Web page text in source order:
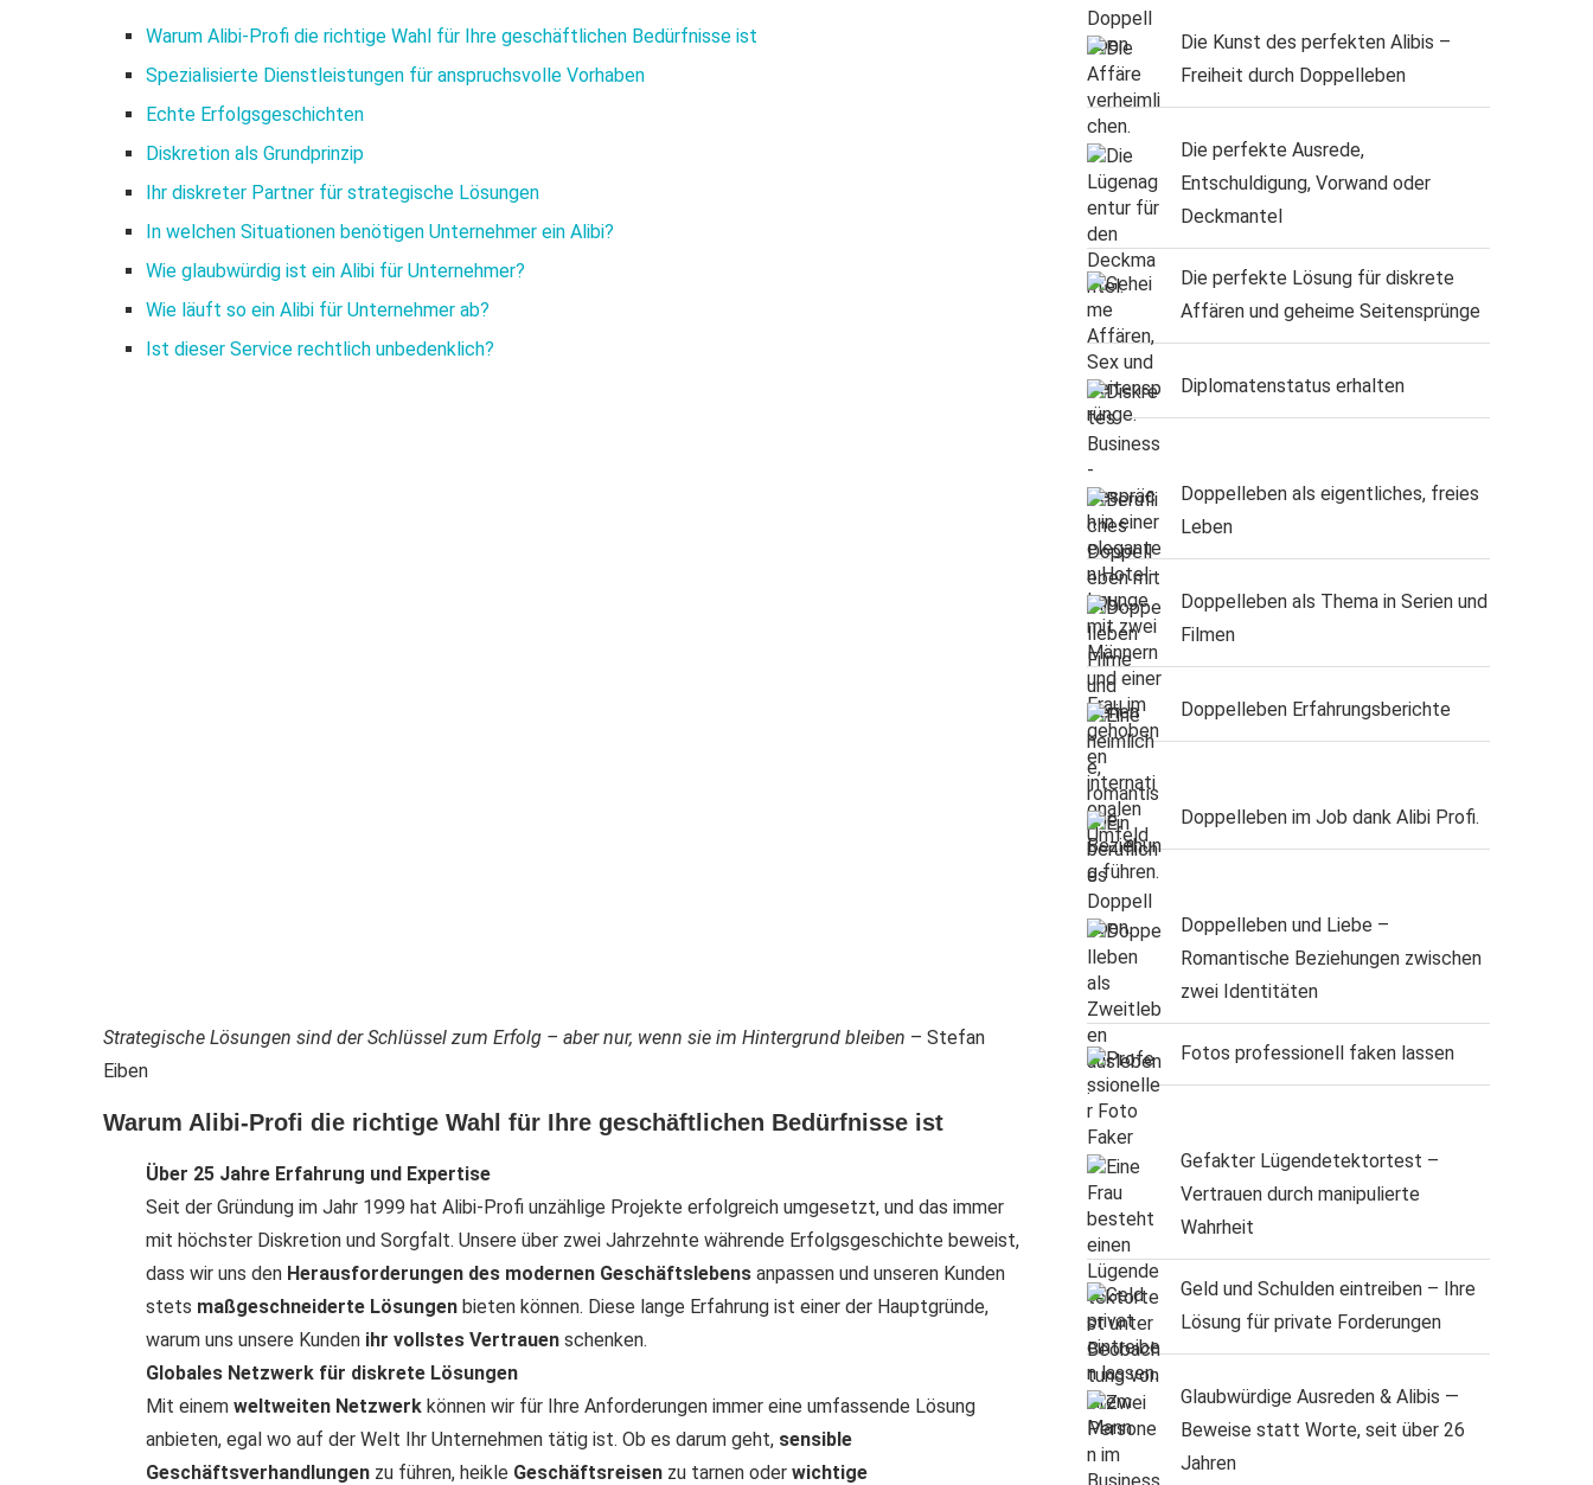
Warum Alibi-Profi die richtige Wahl für Ihre geschäftlichen Bedürfnisse ist
Spezialisierte Dienstleistungen für anspruchsvolle Vorhaben
Echte Erfolgsgeschichten
Diskretion als Grundprinzip
Ihr diskreter Partner für strategische Lösungen
In welchen Situationen benötigen Unternehmer ein Alibi?
Wie glaubwürdig ist ein Alibi für Unternehmer?
Wie läuft so ein Alibi für Unternehmer ab?
Ist dieser Service rechtlich unbedenklich?
Strategische Lösungen sind der Schlüssel zum Erfolg – aber nur, wenn sie im Hintergrund bleiben – Stefan
Eiben
Warum Alibi-Profi die richtige Wahl für Ihre geschäftlichen Bedürfnisse ist
Über 25 Jahre Erfahrung und Expertise
Seit der Gründung im Jahr 1999 hat Alibi-Profi unzählige Projekte erfolgreich umgesetzt, und das immer
mit höchster Diskretion und Sorgfalt. Unsere über zwei Jahrzehnte währende Erfolgsgeschichte beweist,
dass wir uns den Herausforderungen des modernen Geschäftslebens anpassen und unseren Kunden
stets maßgeschneiderte Lösungen bieten können. Diese lange Erfahrung ist einer der Hauptgründe,
warum uns unsere Kunden ihr vollstes Vertrauen schenken.
Globales Netzwerk für diskrete Lösungen
Mit einem weltweiten Netzwerk können wir für Ihre Anforderungen immer eine umfassende Lösung
anbieten, egal wo auf der Welt Ihr Unternehmen tätig ist. Ob es darum geht, sensible
Geschäftsverhandlungen zu führen, heikle Geschäftsreisen zu tarnen oder wichtige
Die Kunst des perfekten Alibis –
Freiheit durch Doppelleben
Die perfekte Ausrede,
Entschuldigung, Vorwand oder
Deckmantel
Die perfekte Lösung für diskrete
Affären und geheime Seitensprünge
Diplomatenstatus erhalten
Doppelleben als eigentliches, freies
Leben
Doppelleben als Thema in Serien und
Filmen
Doppelleben Erfahrungsberichte
Doppelleben im Job dank Alibi Profi.
Doppelleben und Liebe –
Romantische Beziehungen zwischen
zwei Identitäten
Fotos professionell faken lassen
Gefakter Lügendetektortest –
Vertrauen durch manipulierte
Wahrheit
Geld und Schulden eintreiben – Ihre
Lösung für private Forderungen
Glaubwürdige Ausreden & Alibis —
Beweise statt Worte, seit über 26
Jahren